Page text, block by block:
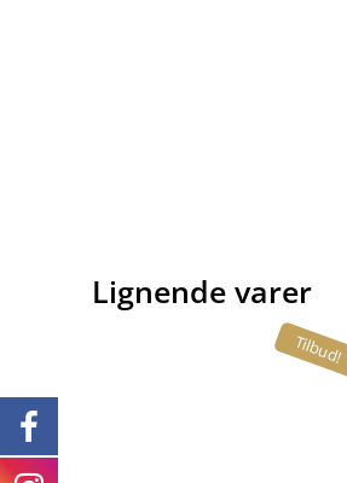
Lignende varer
Tilbud!